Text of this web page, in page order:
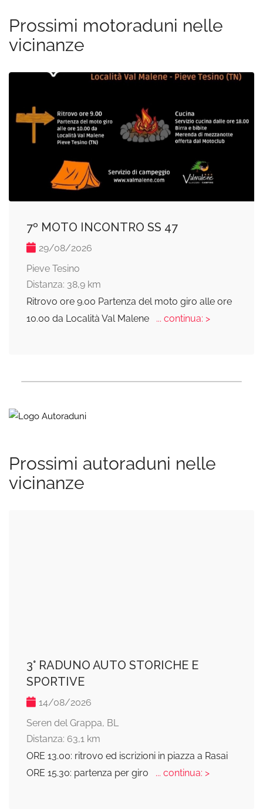
Prossimi motoraduni nelle
vicinanze
7º MOTO INCONTRO SS 47
29/08/2026
Pieve Tesino
Distanza: 38,9 km
Ritrovo ore 9.00 Partenza del moto giro alle ore
10.00 da Località Val Malene
... continua: >
Prossimi autoraduni nelle
vicinanze
3° RADUNO AUTO STORICHE E
SPORTIVE
14/08/2026
Seren del Grappa, BL
Distanza: 63,1 km
ORE 13.00: ritrovo ed iscrizioni in piazza a Rasai
ORE 15.30: partenza per giro
... continua: >